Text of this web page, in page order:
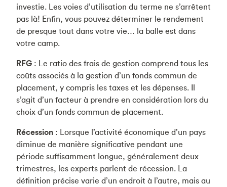
investie. Les voies d’utilisation du terme ne s’arrêtent
pas là! Enfin, vous pouvez déterminer le rendement
de presque tout dans votre vie… la balle est dans
votre camp.
RFG : Le ratio des frais de gestion comprend tous les
coûts associés à la gestion d’un fonds commun de
placement, y compris les taxes et les dépenses. Il
s’agit d’un facteur à prendre en considération lors du
choix d’un fonds commun de placement.
Récession : Lorsque l’activité économique d’un pays
diminue de manière significative pendant une
période suffisamment longue, généralement deux
trimestres, les experts parlent de récession. La
définition précise varie d’un endroit à l’autre, mais au